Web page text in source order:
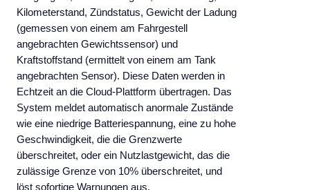
Kilometerstand, Zündstatus, Gewicht der Ladung
(gemessen von einem am Fahrgestell
angebrachten Gewichtssensor) und
Kraftstoffstand (ermittelt von einem am Tank
angebrachten Sensor). Diese Daten werden in
Echtzeit an die Cloud-Plattform übertragen. Das
System meldet automatisch anormale Zustände
wie eine niedrige Batteriespannung, eine zu hohe
Geschwindigkeit, die die Grenzwerte
überschreitet, oder ein Nutzlastgewicht, das die
zulässige Grenze von 10% überschreitet, und
löst sofortige Warnungen aus.